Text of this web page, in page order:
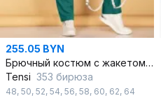
255.05 BYN
Брючный костюм с жакетом и футболкой в летнем стиле
Tensi 353 бирюза
48, 50, 52, 54, 56, 58, 60, 62, 64